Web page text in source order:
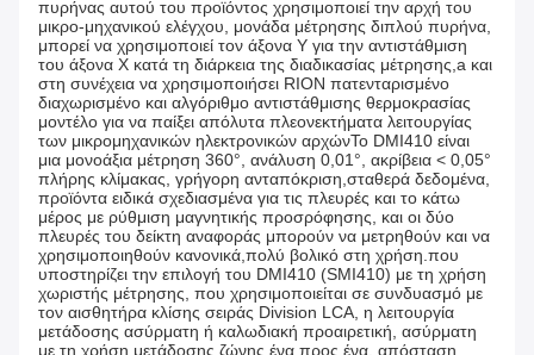
πυρήνας αυτού του προϊόντος χρησιμοποιεί την αρχή του
μικρο-μηχανικού ελέγχου, μονάδα μέτρησης διπλού πυρήνα,
μπορεί να χρησιμοποιεί τον άξονα Y για την αντιστάθμιση
του άξονα X κατά τη διάρκεια της διαδικασίας μέτρησης,a και
στη συνέχεια να χρησιμοποιήσει RION πατενταρισμένο
διαχωρισμένο και αλγόριθμο αντιστάθμισης θερμοκρασίας
μοντέλο για να παίξει απόλυτα πλεονεκτήματα λειτουργίας
των μικρομηχανικών ηλεκτρονικών αρχώνΤο DMI410 είναι
μια μονοάξια μέτρηση 360°, ανάλυση 0,01°, ακρίβεια < 0,05°
πλήρης κλίμακας, γρήγορη ανταπόκριση,σταθερά δεδομένα,
προϊόντα ειδικά σχεδιασμένα για τις πλευρές και το κάτω
μέρος με ρύθμιση μαγνητικής προσρόφησης, και οι δύο
πλευρές του δείκτη αναφοράς μπορούν να μετρηθούν και να
χρησιμοποιηθούν κανονικά,πολύ βολικό στη χρήση.που
υποστηρίζει την επιλογή του DMI410 (SMI410) με τη χρήση
χωριστής μέτρησης, που χρησιμοποιείται σε συνδυασμό με
τον αισθητήρα κλίσης σειράς Division LCA, η λειτουργία
μετάδοσης ασύρματη ή καλωδιακή προαιρετική, ασύρματη
με τη χρήση μετάδοσης ζώνης ένα προς ένα, απόσταση